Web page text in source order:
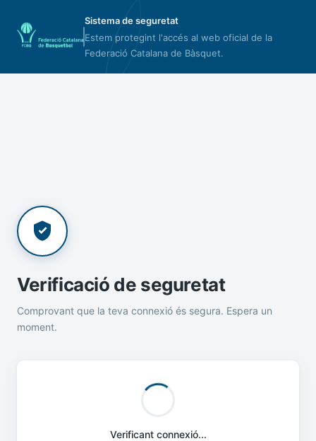
Sistema de seguretat
Estem protegint l'accés al web oficial de la
Federació Catalana de Bàsquet.
Verificació de seguretat
Comprovant que la teva connexió és segura. Espera un
moment.
Verificant connexió...